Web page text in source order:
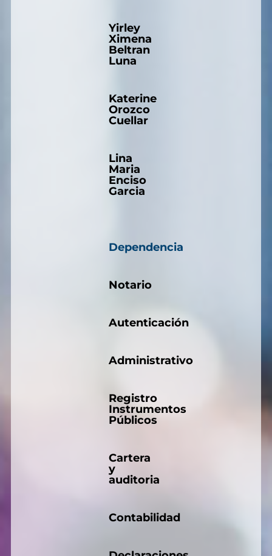
Yirley
Ximena
Beltran
Luna
Katerine
Orozco
Cuellar
Lina
Maria
Enciso
Garcia
Dependencia
Notario
Autenticación
Administrativo
Registro
Instrumentos
Públicos
Cartera
y
auditoria
Contabilidad